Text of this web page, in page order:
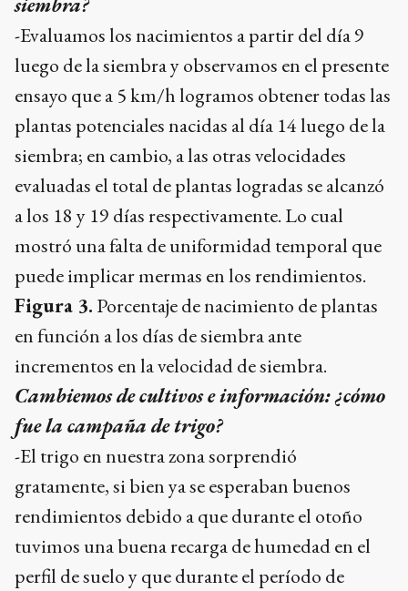
-Evaluamos los nacimientos a partir del día 9
luego de la siembra y observamos en el presente
ensayo que a 5 km/h logramos obtener todas las
plantas potenciales nacidas al día 14 luego de la
siembra; en cambio, a las otras velocidades
evaluadas el total de plantas logradas se alcanzó
a los 18 y 19 días respectivamente. Lo cual
mostró una falta de uniformidad temporal que
puede implicar mermas en los rendimientos.
Figura 3.Porcentaje de nacimiento de plantas
en función a los días de siembra ante
incrementos en la velocidad de siembra.
Cambiemos de cultivos e información: ¿cómo
fue la campaña de trigo?
-El trigo en nuestra zona sorprendió
gratamente, si bien ya se esperaban buenos
rendimientos debido a que durante el otoño
tuvimos una buena recarga de humedad en el
perfil de suelo y que durante el período de